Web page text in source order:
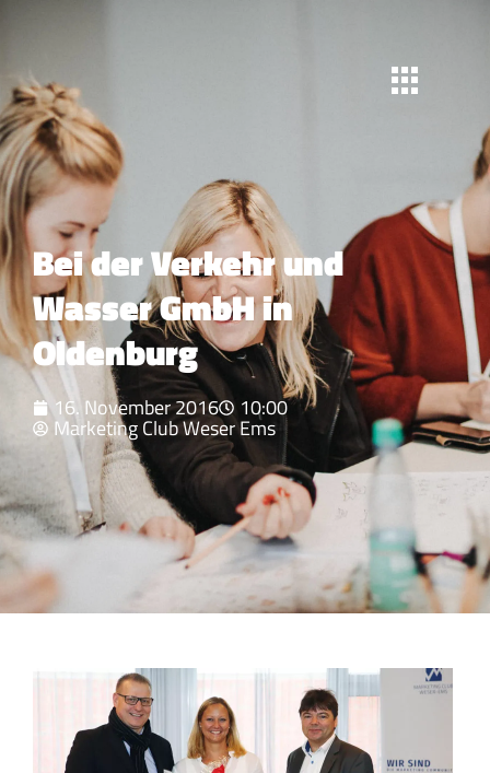
Bei der Verkehr und
Wasser GmbH in
Oldenburg
16. November 2016 10:00
Marketing Club Weser Ems